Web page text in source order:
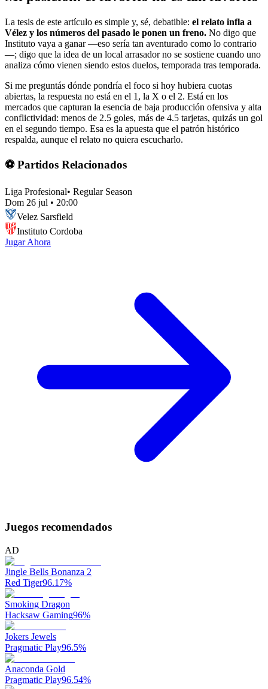
La tesis de este artículo es simple y, sé, debatible: el relato infla a
Vélez y los números del pasado le ponen un freno. No digo que
Instituto vaya a ganar —eso sería tan aventurado como lo contrario
—; digo que la idea de un local arrasador no se sostiene cuando uno
analiza cómo vienen siendo estos duelos, temporada tras temporada.
Si me preguntás dónde pondría el foco si hoy hubiera cuotas
abiertas, la respuesta no está en el 1, la X o el 2. Está en los
mercados que capturan la esencia de baja producción ofensiva y alta
conflictividad: menos de 2.5 goles, más de 4.5 tarjetas, quizás un gol
en el segundo tiempo. Esa es la apuesta que el patrón histórico
respalda, aunque el relato no quiera escucharlo.
⚽ Partidos Relacionados
Liga Profesional• Regular Season
Dom 26 jul • 20:00
Velez Sarsfield
Instituto Cordoba
Jugar Ahora
Juegos recomendados
AD
Jingle Bells Bonanza 2
Red Tiger96.17%
Smoking Dragon
Hacksaw Gaming96%
Jokers Jewels
Pragmatic Play96.5%
Anaconda Gold
Pragmatic Play96.54%